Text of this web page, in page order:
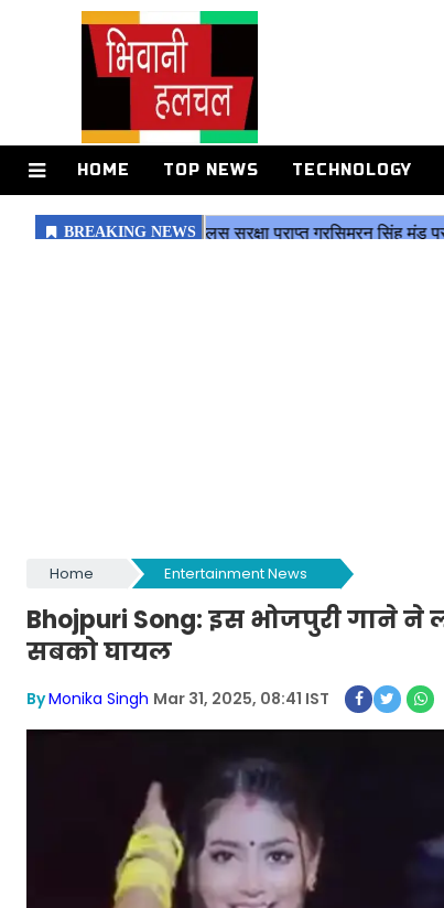
HOME TOP NEWS TECHNOLOGY
Home Entertainment News
Bhojpuri Song: इस भोजपुरी गाने ने
सबको घायल
ByMonika Singh Mar 31, 2025, 08:41 IST